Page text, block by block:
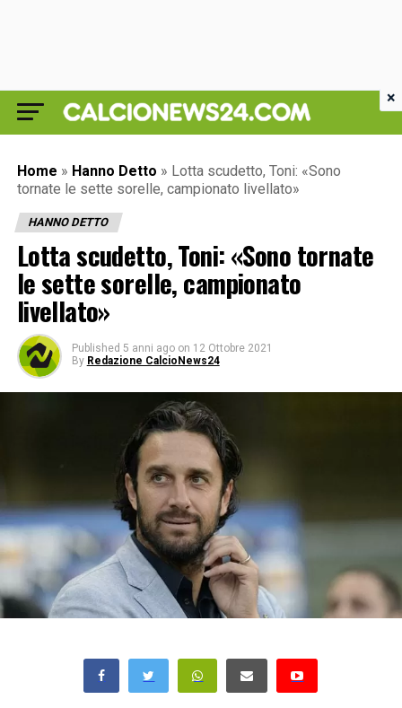
Home » Hanno Detto » Lotta scudetto, Toni: «Sono
tornate le sette sorelle, campionato livellato»
HANNO DETTO
Lotta scudetto, Toni: «Sono tornate
le sette sorelle, campionato
livellato»
Published 5 anni ago on 12 Ottobre 2021
By Redazione CalcioNews24
×